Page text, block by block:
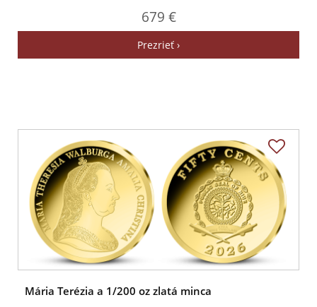
679 €
Prezrieť ›
Mária Terézia a 1/200 oz zlatá minca